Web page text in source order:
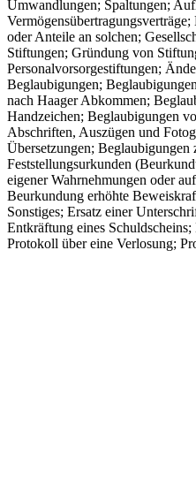
Umwandlungen; Spaltungen;
oder Anteile an solchen;
Stiftungen; Gründung von
Personalvorsorgestiftungen;
Beglaubigungen;
nach Haager Abkommen;
Handzeichen; Beglaubigungen
Abschriften, Auszügen und
Übersetzungen; Beglaubigungen
Feststellungsurkunden
eigener Wahrnehmungen oder
Beurkundung erhöhte
Sonstiges; Ersatz einer
Entkräftung eines
Protokoll über eine Verlosung;